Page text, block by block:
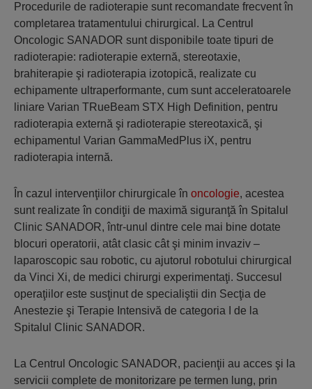
Procedurile de radioterapie sunt recomandate frecvent în
completarea tratamentului chirurgical. La Centrul
Oncologic SANADOR sunt disponibile toate tipuri de
radioterapie: radioterapie externă, stereotaxie,
brahiterapie şi radioterapia izotopică, realizate cu
echipamente ultraperformante, cum sunt acceleratoarele
liniare Varian TRueBeam STX High Definition, pentru
radioterapia externă şi radioterapie stereotaxică, şi
echipamentul Varian GammaMedPlus iX, pentru
radioterapia internă.
În cazul intervenţiilor chirurgicale în oncologie, acestea
sunt realizate în condiţii de maximă siguranţă în Spitalul
Clinic SANADOR, într-unul dintre cele mai bine dotate
blocuri operatorii, atât clasic cât şi minim invaziv –
laparoscopic sau robotic, cu ajutorul robotului chirurgical
da Vinci Xi, de medici chirurgi experimentaţi. Succesul
operaţiilor este susţinut de specialiştii din Secţia de
Anestezie şi Terapie Intensivă de categoria I de la
Spitalul Clinic SANADOR.
La Centrul Oncologic SANADOR, pacienţii au acces şi la
servicii complete de monitorizare pe termen lung, prin